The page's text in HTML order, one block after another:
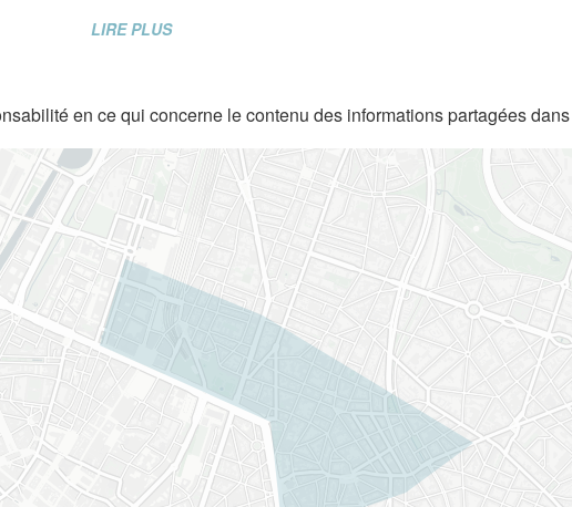
LIRE PLUS
en ce qui concerne le contenu des informations partagées dans